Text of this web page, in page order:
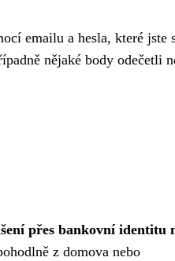
emailu a hesla, které jste
nějaké body odečetli
přes bankovní identitu
z domova nebo